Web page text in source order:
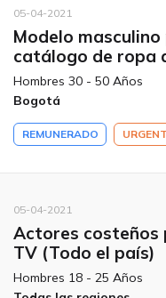
05-04-2021
Modelo
catálogo de ropa
Hombres 30 - 50 Años
Bogotá
REMUNERADO
05-04-2021
Actores costeños
TV (Todo el país)
Hombres 18 - 25 Años